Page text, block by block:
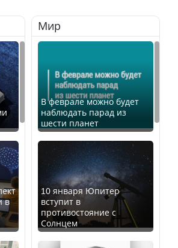
в
Мир
В феврале можно будет
наблюдать парад из
шести планет
10 января Юпитер
вступит в
противостояние с
Солнцем